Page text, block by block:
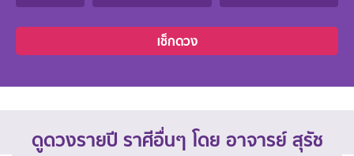
เช็กดวง
ดูดวงรายปี ราศีอื่นๆ โดย อาจารย์ สุรัช